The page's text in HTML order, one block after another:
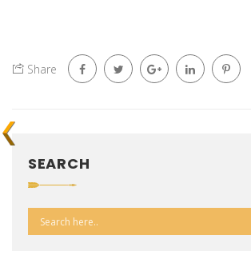
Share
SEARCH